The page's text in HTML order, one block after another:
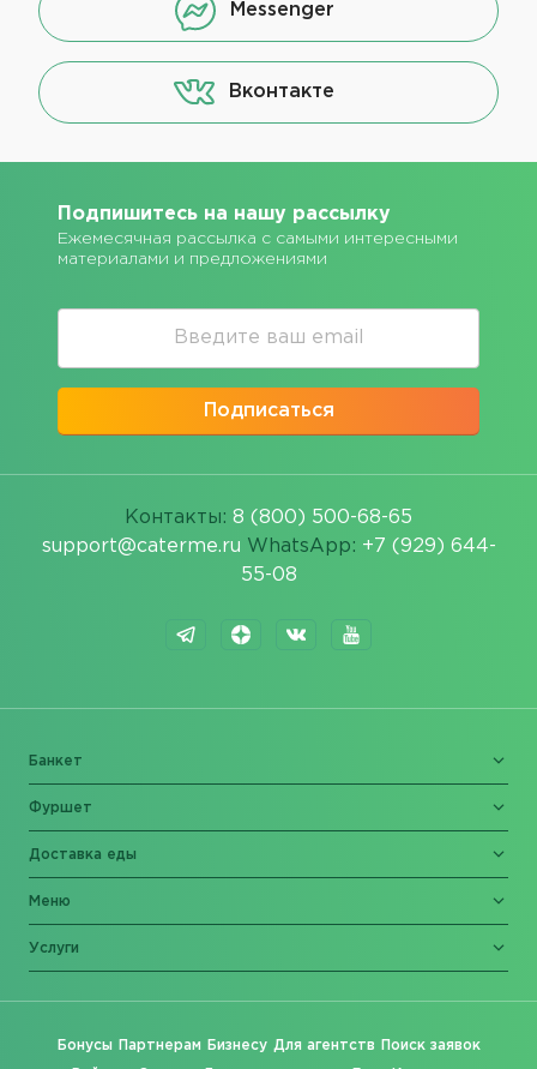
Messenger
Вконтакте
Подпишитесь на нашу рассылку
Ежемесячная рассылка с самыми интересными
материалами и предложениями
Подписаться
Контакты: 8 (800) 500-68-65
support@caterme.ru WhatsApp: +7 (929) 644-
55-08
Банкет
Фуршет
Доставка еды
Меню
Услуги
Бонусы Партнерам Бизнесу Для агентств Поиск заявок